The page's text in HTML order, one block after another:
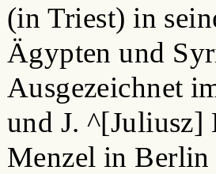
(in Triest) in
Ägypten und
Ausgezeichnet
und J. ^[Juliusz]
Menzel in Berlin